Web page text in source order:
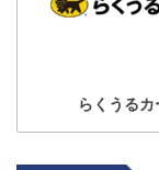
らくうるカ